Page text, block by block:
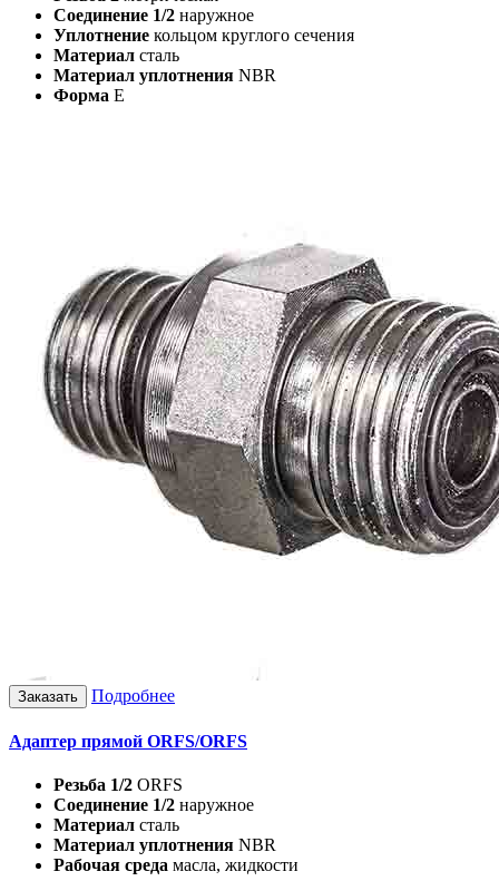
Соединение 1/2 наружное
Уплотнение кольцом круглого сечения
Материал сталь
Материал уплотнения NBR
Форма E
Заказать Подробнее
Адаптер прямой ORFS/ORFS
Резьба 1/2 ORFS
Соединение 1/2 наружное
Материал сталь
Материал уплотнения NBR
Рабочая среда масла, жидкости